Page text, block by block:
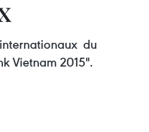
du
Vietnam 2015".